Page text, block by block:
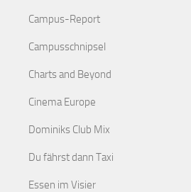
Campus-Report
Campusschnipsel
Charts and Beyond
Cinema Europe
Dominiks Club Mix
Du fährst dann Taxi
Essen im Visier